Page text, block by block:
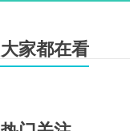
大家都在看